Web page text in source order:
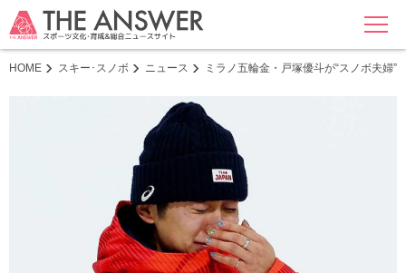
MENU
HOME スキー･スノボ ニュース ミラノ五輪金・戸塚優斗が“スノボ夫婦